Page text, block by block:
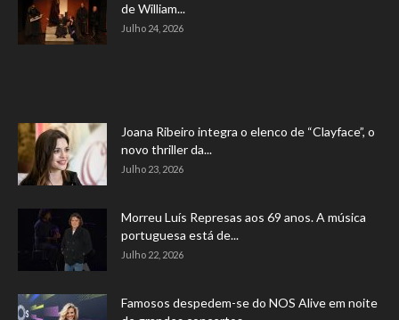
de William...
Julho 24, 2026
Joana Ribeiro integra o elenco de “Clayface”, o
novo thriller da...
Julho 23, 2026
Morreu Luís Represas aos 69 anos. A música
portuguesa está de...
Julho 22, 2026
Famosos despedem-se do NOS Alive em noite